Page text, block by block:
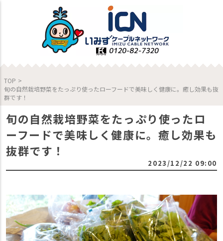
TOP >
旬の自然栽培野菜をたっぷり使ったローフードで美味しく健康に。癒し効果も抜
群です！
旬の自然栽培野菜をたっぷり使ったロ
ーフードで美味しく健康に。癒し効果も
抜群です！
2023/12/22 09:00